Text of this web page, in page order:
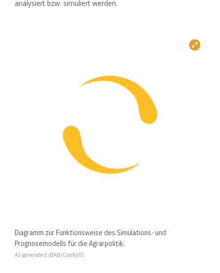
analysiert bzw. simuliert werden.
Diagramm zur Funktionsweise des Simulations- und
Prognosemodells für die Agrarpolitik.
AI-generated (BAB/ComfyUI)